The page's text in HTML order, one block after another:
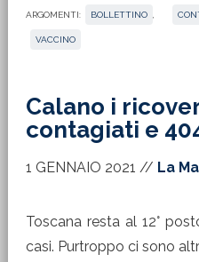
ARGOMENTI: BOLLETTINO
VACCINO
Calano i
contagiati e
1 GENNAIO 2021 // La
Toscana resta al 12°
casi. Purtroppo ci sono